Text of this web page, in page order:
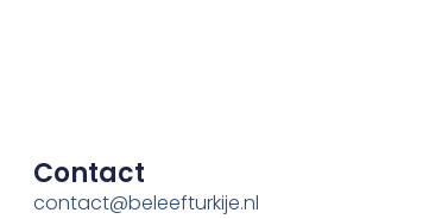
Contact
contact@beleefturkije.nl